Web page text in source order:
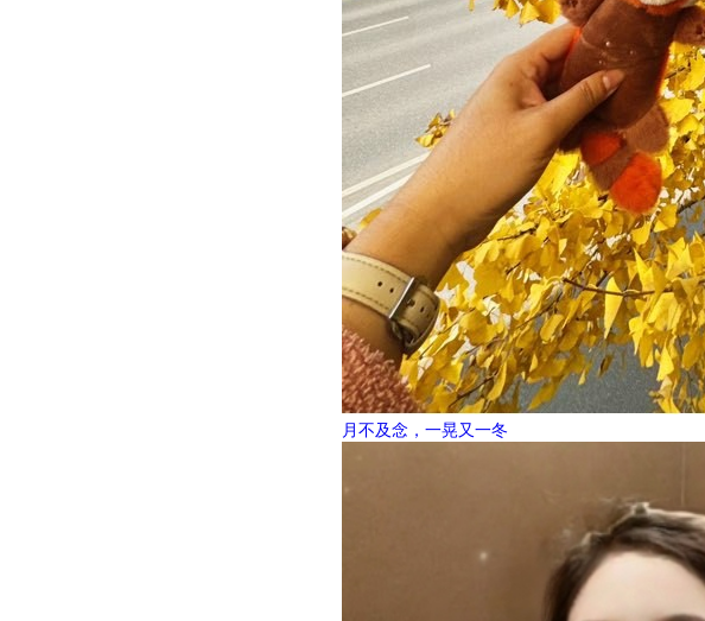
月不及念，一晃又一冬